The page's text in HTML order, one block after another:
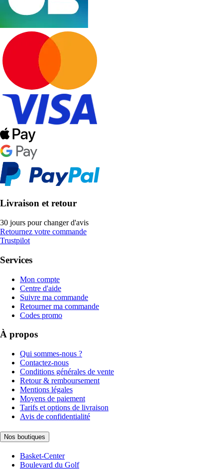
Livraison et retour
30 jours pour changer d'avis
Retournez votre commande
Trustpilot
Services
Mon compte
Centre d'aide
Suivre ma commande
Retourner ma commande
Codes promo
À propos
Qui sommes-nous ?
Contactez-nous
Conditions générales de vente
Retour & remboursement
Mentions légales
Moyens de paiement
Tarifs et options de livraison
Avis de confidentialité
Nos boutiques
Basket-Center
Boulevard du Golf